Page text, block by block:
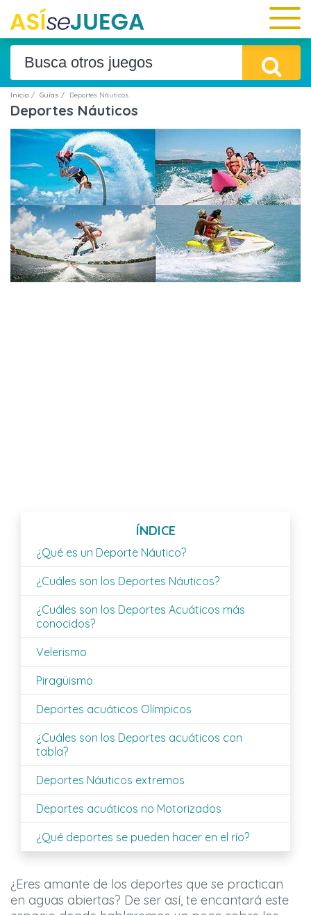
Inicio Guías Deportes Náuticos
Deportes Náuticos
ÍNDICE
¿Qué es un Deporte Náutico?
¿Cuáles son los Deportes Náuticos?
¿Cuáles son los Deportes Acuáticos más
conocidos?
Velerismo
Piragüismo
Deportes acuáticos Olímpicos
¿Cuáles son los Deportes acuáticos con
tabla?
Deportes Náuticos extremos
Deportes acuáticos no Motorizados
¿Qué deportes se pueden hacer en el río?
¿Eres amante de los deportes que se practican
en aguas abiertas? De ser así, te encantará este